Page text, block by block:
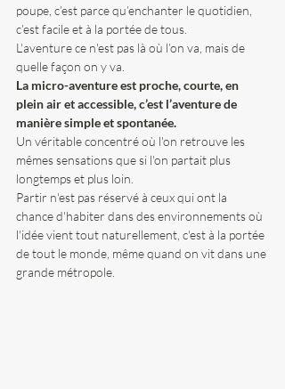
poupe, c’est parce qu’enchanter le quotidien,
c’est facile et à la portée de tous.
L'aventure ce n'est pas là où l’on va, mais de
quelle façon on y va.
La micro-aventure est proche, courte, en
plein air et accessible, c’est l’aventure de
manière simple et spontanée.
Un véritable concentré où l'on retrouve les
mêmes sensations que si l'on partait plus
longtemps et plus loin.
Partir n'est pas réservé à ceux qui ont la
chance d'habiter dans des environnements où
l'idée vient tout naturellement, c'est à la portée
de tout le monde, même quand on vit dans une
grande métropole.